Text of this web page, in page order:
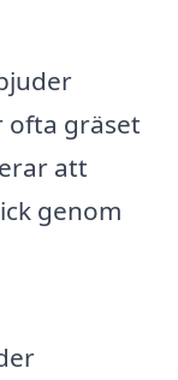
ofta gräset
att
genom